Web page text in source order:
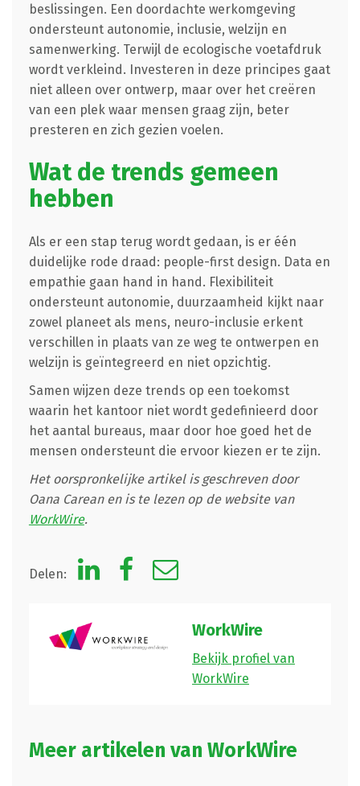
beslissingen. Een doordachte werkomgeving
ondersteunt autonomie, inclusie, welzijn en
samenwerking. Terwijl de ecologische voetafdruk
wordt verkleind. Investeren in deze principes gaat
niet alleen over ontwerp, maar over het creëren
van een plek waar mensen graag zijn, beter
presteren en zich gezien voelen.
Wat de trends gemeen
hebben
Als er een stap terug wordt gedaan, is er één
duidelijke rode draad: people-first design. Data en
empathie gaan hand in hand. Flexibiliteit
ondersteunt autonomie, duurzaamheid kijkt naar
zowel planeet als mens, neuro-inclusie erkent
verschillen in plaats van ze weg te ontwerpen en
welzijn is geïntegreerd en niet opzichtig.
Samen wijzen deze trends op een toekomst
waarin het kantoor niet wordt gedefinieerd door
het aantal bureaus, maar door hoe goed het de
mensen ondersteunt die ervoor kiezen er te zijn.
Het oorspronkelijke artikel is geschreven door
Oana Carean en is te lezen op de website van
WorkWire.
Delen:
WorkWire
Bekijk profiel van
WorkWire
Meer artikelen van WorkWire